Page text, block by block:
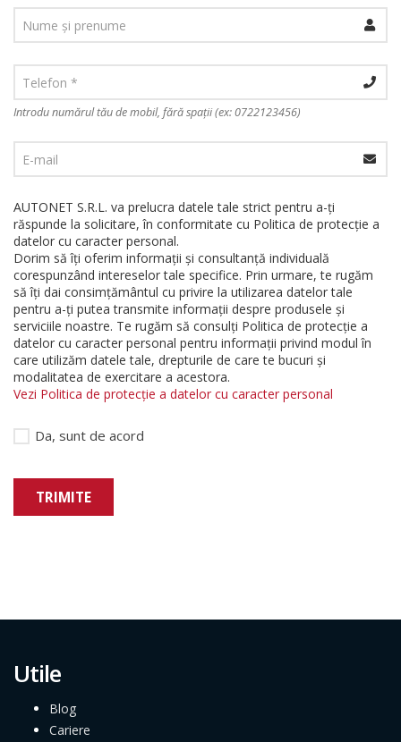
Introdu numărul tău de mobil, fără spații (ex: 0722123456)
AUTONET S.R.L. va prelucra datele tale strict pentru a-ți
răspunde la solicitare, în conformitate cu Politica de protecție a
datelor cu caracter personal.
Dorim să îți oferim informații și consultanță individuală
corespunzând intereselor tale specifice. Prin urmare, te rugăm
să îți dai consimțământul cu privire la utilizarea datelor tale
pentru a-ți putea transmite informații despre produsele și
serviciile noastre. Te rugăm să consulți Politica de protecție a
datelor cu caracter personal pentru informații privind modul în
care utilizăm datele tale, drepturile de care te bucuri și
modalitatea de exercitare a acestora.
Vezi Politica de protecție a datelor cu caracter personal
Da, sunt de acord
TRIMITE
Utile
Blog
Cariere